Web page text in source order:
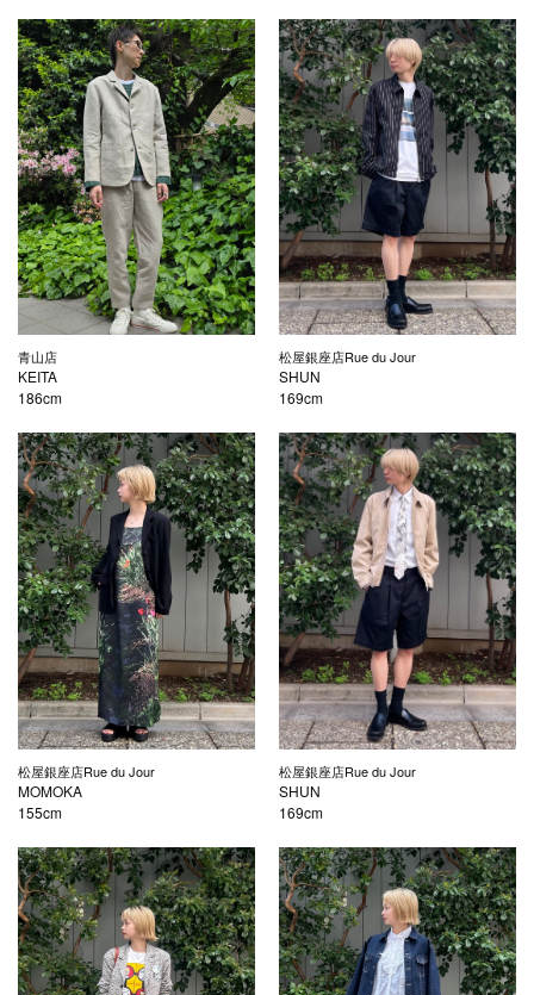
青山店
KEITA
186cm
松屋銀座店Rue du Jour
SHUN
169cm
松屋銀座店Rue du Jour
MOMOKA
155cm
松屋銀座店Rue du Jour
SHUN
169cm